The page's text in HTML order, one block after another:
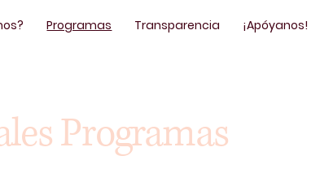
Programas Transparencia ¡Apóyanos!
Programas